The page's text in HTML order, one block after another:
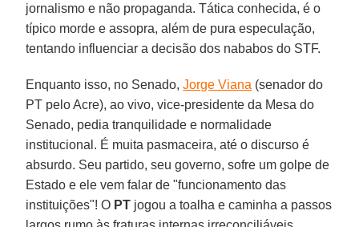
jornalismo e não propaganda. Tática conhecida, é o
típico morde e assopra, além de pura especulação,
tentando influenciar a decisão dos nababos do STF.
Enquanto isso, no Senado,Jorge Viana (senador do
PT pelo Acre), ao vivo, vice-presidente da Mesa do
Senado, pedia tranquilidade e normalidade
institucional. É muita pasmaceira, até o discurso é
absurdo. Seu partido, seu governo, sofre um golpe de
Estado e ele vem falar de "funcionamento das
instituições"! O PT jogou a toalha e caminha a passos